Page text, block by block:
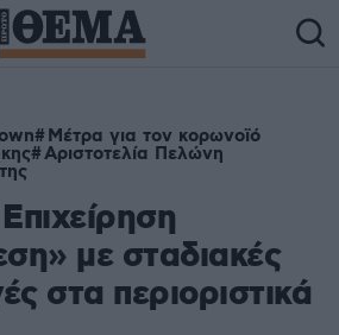
Μέτρα για τον κορωνοϊό
Αριστοτελία Πελώνη
με σταδιακές
στα περιοριστικά